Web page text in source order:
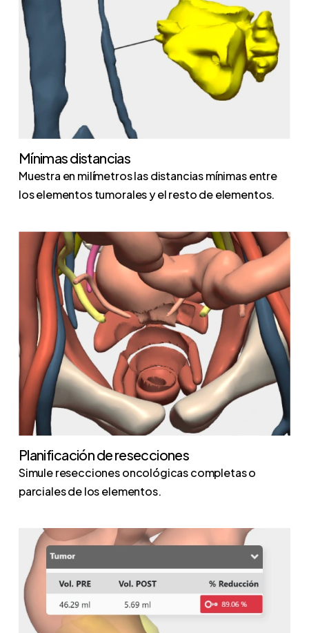
Mínimas distancias
Muestra en milímetros las distancias mínimas entre
los elementos tumorales y el resto de elementos.
Planificación de resecciones
Simule resecciones oncológicas completas o
parciales de los elementos.